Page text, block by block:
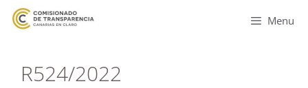
Menu
R524/2022